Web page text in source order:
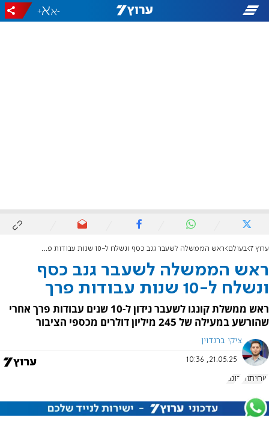
-
+
ערוץ 7 בעולם ראש הממשלה לשעבר גנב כסף ונשלח ל-10 שנות עבודות פרך
ראש הממשלה לשעבר גנב כסף
ונשלח ל-10 שנות עבודות פרך
ראש ממשלת קונגו לשעבר נידון ל-10 שנים עבודות פרך אחרי
שהורשע במעילה של 245 מיליון דולרים מכספי הציבור
ציקי ברנדוין
21.05.25, 10:36
שחיתות קונגו